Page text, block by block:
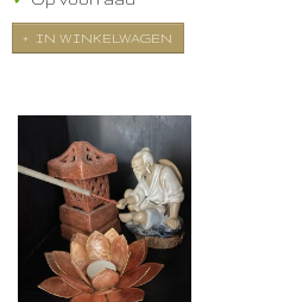
IN WINKELWAGEN